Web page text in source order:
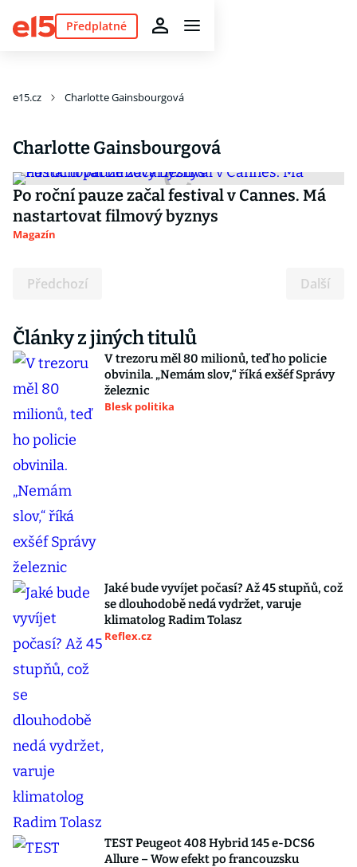
Předplatné
e15.cz Charlotte Gainsbourgová
Charlotte Gainsbourgová
Po roční pauze začal festival v Cannes. Má
nastartovat filmový byznys
Magazín
Předchozí Další
Články z jiných titulů
V trezoru měl 80 milionů, teď ho policie
obvinila. „Nemám slov,“ říká exšéf Správy
železnic
Blesk politika
Jaké bude vyvíjet počasí? Až 45 stupňů, což
se dlouhodobě nedá vydržet, varuje
klimatolog Radim Tolasz
Reflex.cz
TEST Peugeot 408 Hybrid 145 e-DCS6
Allure – Wow efekt po francouzsku